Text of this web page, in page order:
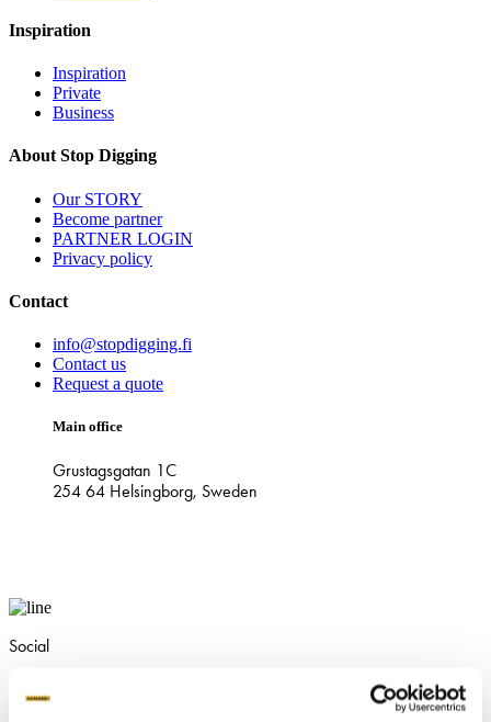
Inspiration
Inspiration
Private
Business
About Stop Digging
Our STORY
Become partner
PARTNER LOGIN
Privacy policy
Contact
info@stopdigging.fi
Contact us
Request a quote
Main office
Grustagsgatan 1C
254 64 Helsingborg, Sweden
Social